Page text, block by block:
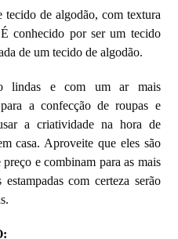
tecido de algodão, com textura
conhecido por ser um tecido
de um tecido de algodão.
lindas e com um ar mais
a confecção de roupas e
a criatividade na hora de
casa. Aproveite que eles são
e combinam para as mais
com certeza serão